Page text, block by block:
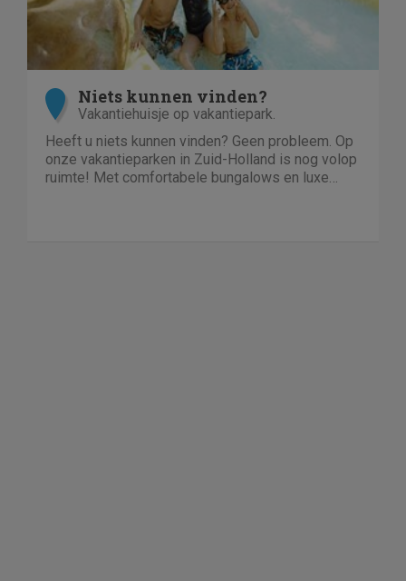
Niets kunnen vinden?
Vakantiehuisje op vakantiepark.
Heeft u niets kunnen vinden? Geen probleem. Op
onze vakantieparken in Zuid-Holland is nog volop
ruimte! Met comfortabele bungalows en luxe